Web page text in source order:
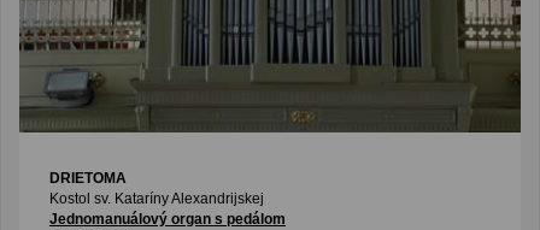
DRIETOMA
Kostol sv. Kataríny Alexandrijskej
Jednomanuálový organ s pedálom